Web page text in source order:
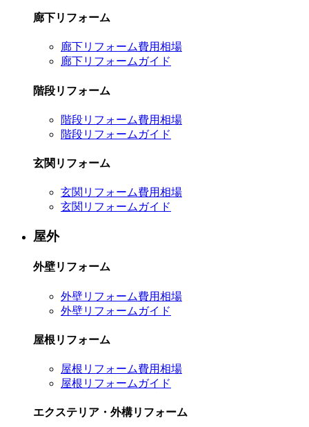
廊下リフォーム
廊下リフォーム費用相場
廊下リフォームガイド
階段リフォーム
階段リフォーム費用相場
階段リフォームガイド
玄関リフォーム
玄関リフォーム費用相場
玄関リフォームガイド
屋外
外壁リフォーム
外壁リフォーム費用相場
外壁リフォームガイド
屋根リフォーム
屋根リフォーム費用相場
屋根リフォームガイド
エクステリア・外構リフォーム